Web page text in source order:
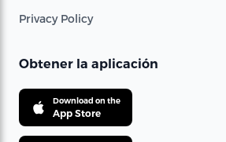
Privacy Policy
Obtener la aplicación
Download on the
App Store